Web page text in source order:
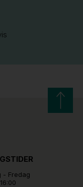
- Fredag